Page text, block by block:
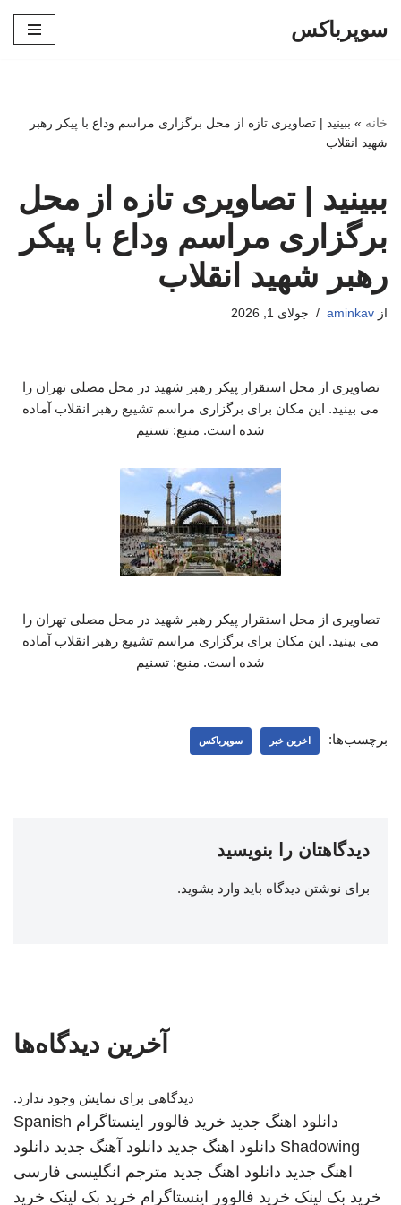
سوپرباکس
خانه » ببینید | تصاویری تازه از محل برگزاری مراسم وداع با پیکر رهبر
شهید انقلاب
ببینید | تصاویری تازه از محل
برگزاری مراسم وداع با پیکر
رهبر شهید انقلاب
از aminkav جولای 1, 2026
تصاویری از محل استقرار پیکر رهبر شهید در محل مصلی تهران را
می بینید. این مکان برای برگزاری مراسم تشییع رهبر انقلاب آماده
شده است. منبع: تسنیم
تصاویری از محل استقرار پیکر رهبر شهید در محل مصلی تهران را
می بینید. این مکان برای برگزاری مراسم تشییع رهبر انقلاب آماده
شده است. منبع: تسنیم
برچسب‌ها: اخرین خبر سوپرباکس
دیدگاهتان را بنویسید
برای نوشتن دیدگاه باید وارد بشوید.
آخرین دیدگاه‌ها
دیدگاهی برای نمایش وجود ندارد.
دانلود اهنگ جدید خرید فالوور اینستاگرام Spanish
Shadowing دانلود اهنگ جدید دانلود آهنگ جدید دانلود
اهنگ جدید دانلود اهنگ جدید مترجم انگلیسی فارسی
خرید بک لینک خرید فالوور اینستاگرام خرید بک لینک خرید